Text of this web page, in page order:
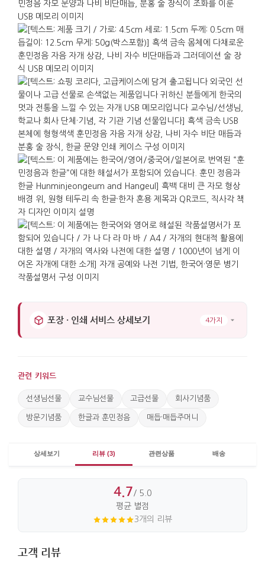
인쇄, 단가 조정 등을 상담할 수 있습니다.
가로 : 4.5cm. 세로 : 1.5cm. 높이 : 0.5cm.
포장 · 인쇄 서비스 상세보기 4가지
관련 키워드
선생님선물 교수님선물 고급선물 회사기념품
방문기념품 한글과 훈민정음 매듭·매듭주머니
상세보기 리뷰 (3) 관련상품 배송
4.7/ 5.0
평균 별점
3개의 리뷰
고객 리뷰